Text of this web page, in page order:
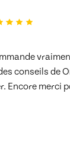
conseils de
Encore merci